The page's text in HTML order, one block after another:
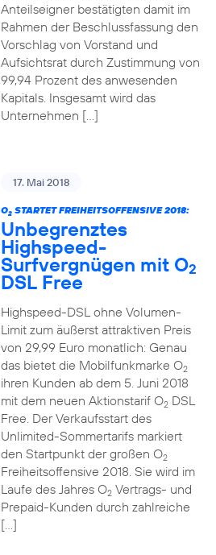
Anteilseigner bestätigten damit im
Rahmen der Beschlussfassung den
Vorschlag von Vorstand und
Aufsichtsrat durch Zustimmung von
99,94 Prozent des anwesenden
Kapitals. Insgesamt wird das
Unternehmen […]
17. Mai 2018
O2STARTET FREIHEITSOFFENSIVE 2018:
Unbegrenztes
Highspeed-
Surfvergnügen mit O2
DSL Free
Highspeed-DSL ohne Volumen-
Limit zum äußerst attraktiven Preis
von 29,99 Euro monatlich: Genau
das bietet die Mobilfunkmarke O2
ihren Kunden ab dem 5. Juni 2018
mit dem neuen Aktionstarif O2DSL
Free. Der Verkaufsstart des
Unlimited-Sommertarifs markiert
den Startpunkt der großen O2
Freiheitsoffensive 2018. Sie wird im
Laufe des Jahres O2Vertrags- und
Prepaid-Kunden durch zahlreiche
[…]